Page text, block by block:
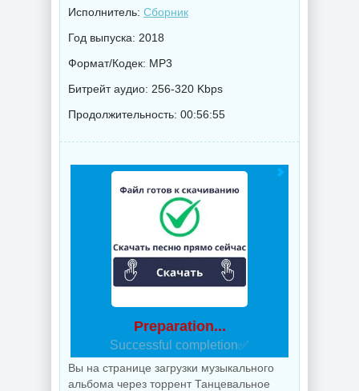
Исполнитель: Сборник
Год выпуска: 2018
Формат/Кодек: MP3
Битрейт аудио: 256-320 Kbps
Продолжительность: 00:56:55
Preparation...
Successful completion✅
Вы на странице загрузки музыкального
альбома через торрент Танцевальное